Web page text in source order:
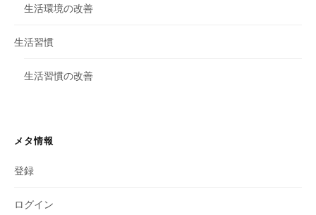
生活環境の改善
生活習慣
生活習慣の改善
メタ情報
登録
ログイン